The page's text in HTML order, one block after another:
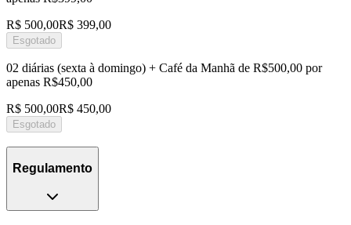
R$ 500,00R$ 399,00
Esgotado
02 diárias (sexta à domingo) + Café da Manhã de R$500,00 por
apenas R$450,00
R$ 500,00R$ 450,00
Esgotado
Regulamento